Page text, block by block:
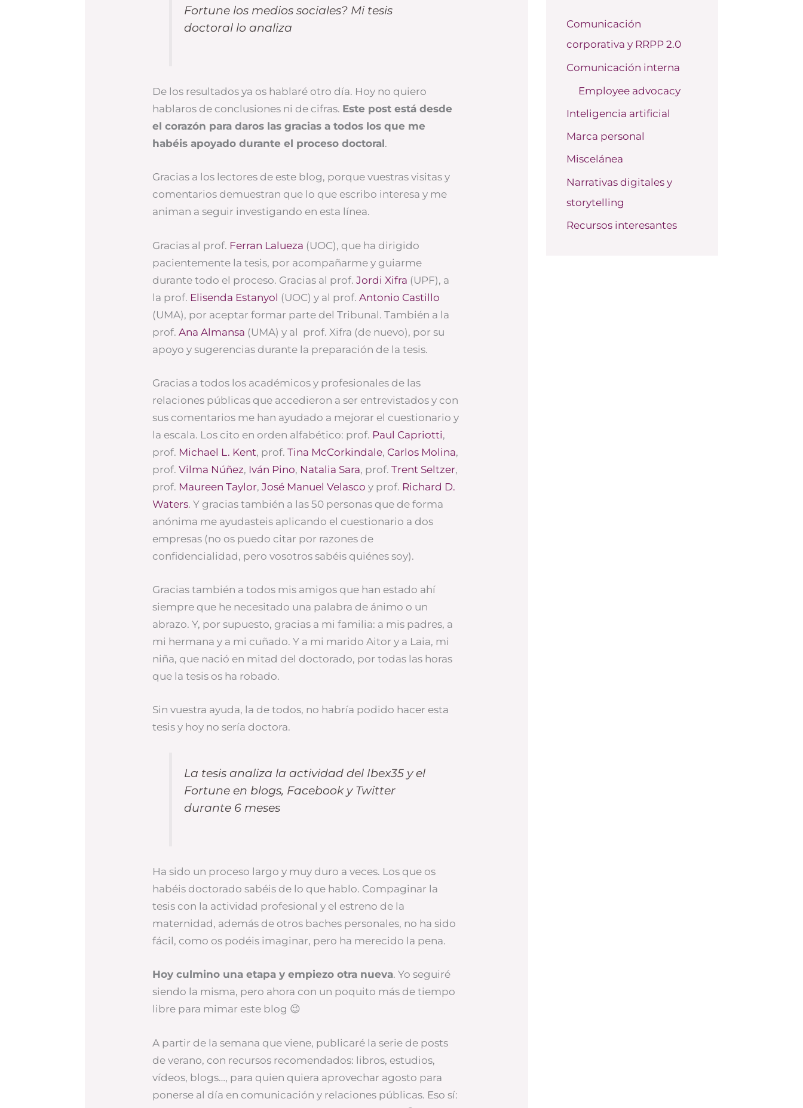
Fortune los medios sociales? Mi tesis
doctoral lo analiza
De los resultados ya os hablaré otro día. Hoy no quiero
hablaros de conclusiones ni de cifras. Este post está desde
el corazón para daros las gracias a todos los que me
habéis apoyado durante el proceso doctoral.
Gracias a los lectores de este blog, porque vuestras visitas y
comentarios demuestran que lo que escribo interesa y me
animan a seguir investigando en esta línea.
Gracias al prof. Ferran Lalueza (UOC), que ha dirigido
pacientemente la tesis, por acompañarme y guiarme
durante todo el proceso. Gracias al prof.Jordi Xifra (UPF), a
la prof. Elisenda Estanyol (UOC) y al prof.Antonio Castillo
(UMA), por aceptar formar parte del Tribunal. También a la
prof.Ana Almansa (UMA) y al prof. Xifra (de nuevo), por su
apoyo y sugerencias durante la preparación de la tesis.
Gracias a todos los académicos y profesionales de las
relaciones públicas que accedieron a ser entrevistados y con
sus comentarios me han ayudado a mejorar el cuestionario y
la escala. Los cito en orden alfabético: prof. Paul Capriotti,
prof. Michael L. Kent, prof.Tina McCorkindale, Carlos Molina,
prof.Vilma Núñez, Iván Pino, Natalia Sara, prof.Trent Seltzer,
prof. Maureen Taylor,José Manuel Velasco y prof. Richard D.
Waters. Y gracias también a las 50 personas que de forma
anónima me ayudasteis aplicando el cuestionario a dos
empresas (no os puedo citar por razones de
confidencialidad, pero vosotros sabéis quiénes soy).
Gracias también a todos mis amigos que han estado ahí
siempre que he necesitado una palabra de ánimo o un
abrazo. Y, por supuesto, gracias a mi familia: a mis padres, a
mi hermana y a mi cuñado. Y a mi marido Aitor y a Laia, mi
niña, que nació en mitad del doctorado, por todas las horas
que la tesis os ha robado.
Sin vuestra ayuda, la de todos, no habría podido hacer esta
tesis y hoy no sería doctora.
La tesis analiza la actividad del Ibex35 y el
Fortune en blogs, Facebook y Twitter
durante 6 meses
Ha sido un proceso largo y muy duro a veces. Los que os
habéis doctorado sabéis de lo que hablo. Compaginar la
tesis con la actividad profesional y el estreno de la
maternidad, además de otros baches personales, no ha sido
fácil, como os podéis imaginar, pero ha merecido la pena.
Hoy culmino una etapa y empiezo otra nueva. Yo seguiré
siendo la misma, pero ahora con un poquito más de tiempo
libre para mimar este blog 😉
A partir de la semana que viene, publicaré la serie de posts
de verano, con recursos recomendados: libros, estudios,
vídeos, blogs…, para quien quiera aprovechar agosto para
ponerse al día en comunicación y relaciones públicas. Eso sí:
p
o
r
Comunicación
corporativa y RRPP 2.0
Comunicación interna
Employee advocacy
Inteligencia artificial
Marca personal
Miscelánea
Narrativas digitales y
storytelling
Recursos interesantes